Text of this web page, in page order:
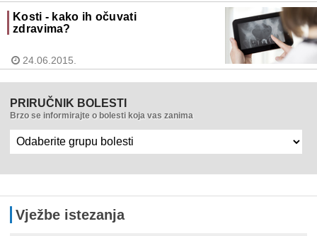
Kosti - kako ih očuvati
zdravima?
24.06.2015.
PRIRUČNIK BOLESTI
Brzo se informirajte o bolesti koja vas zanima
Vježbe istezanja